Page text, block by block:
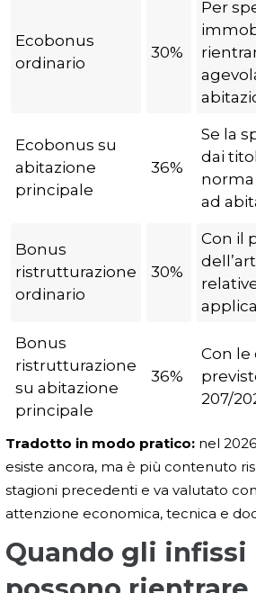
Ecobonus
ordinario
30%
Per
Ecobonus su
abitazione
principale
36%
Se la
dai
ad
Bonus
ristrutturazione
ordinario
30%
Con il
Bonus
ristrutturazione
su abitazione
principale
36%
Con le
207/
Tradotto in modo pratico: nel
esiste ancora, ma è più contenuto
stagioni precedenti e va valutato
attenzione economica, tecnica e
Quando gli infissi